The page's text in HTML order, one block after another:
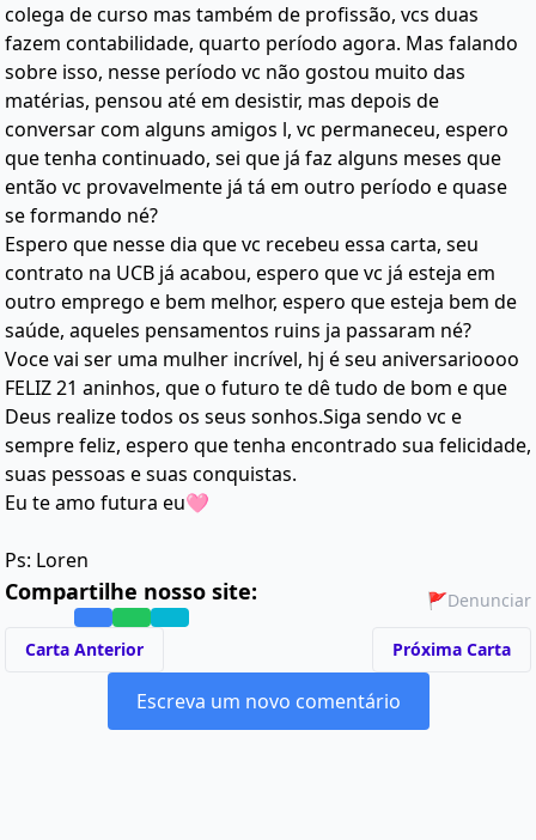
colega de curso mas também de profissão, vcs duas
fazem contabilidade, quarto período agora. Mas falando
sobre isso, nesse período vc não gostou muito das
matérias, pensou até em desistir, mas depois de
conversar com alguns amigos l, vc permaneceu, espero
que tenha continuado, sei que já faz alguns meses que
então vc provavelmente já tá em outro período e quase
se formando né?
Espero que nesse dia que vc recebeu essa carta, seu
contrato na UCB já acabou, espero que vc já esteja em
outro emprego e bem melhor, espero que esteja bem de
saúde, aqueles pensamentos ruins ja passaram né?
Voce vai ser uma mulher incrível, hj é seu aniversarioooo
FELIZ 21 aninhos, que o futuro te dê tudo de bom e que
Deus realize todos os seus sonhos.Siga sendo vc e
sempre feliz, espero que tenha encontrado sua felicidade,
suas pessoas e suas conquistas.
Eu te amo futura eu🩷
Ps: Loren
Compartilhe nosso site: 🚩Denunciar
Carta Anterior Próxima Carta
Escreva um novo comentário